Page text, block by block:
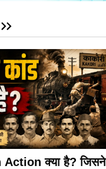
क्या है? जिसने